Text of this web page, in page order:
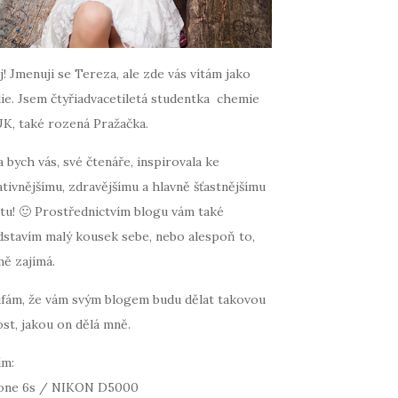
Jmenuji se Tereza, ale zde vás vítám jako
Jsem čtyřiadvacetiletá studentka chemie
také rozená Pražačka.
bych vás, své čtenáře, inspirovala ke
zdravějšímu a hlavně šťastnějšímu
🙂 Prostřednictvím blogu vám také
malý kousek sebe, nebo alespoň to,
zajímá.
že vám svým blogem budu dělat takovou
jakou on dělá mně.
6s / NIKON D5000